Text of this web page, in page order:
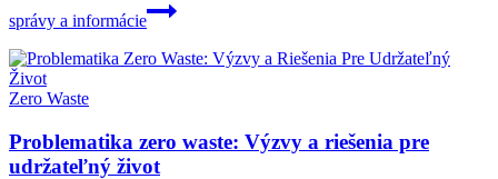
správy a informácie
Zero Waste
Problematika zero waste: Výzvy a riešenia pre
udržateľný život